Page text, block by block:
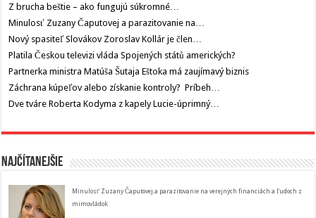
Z brucha beštie – ako fungujú súkromné…
Minulosť Zuzany Čaputovej a parazitovanie na…
Nový spasiteľ Slovákov Zoroslav Kollár je člen…
Platila Českou televizi vláda Spojených států amerických?
Partnerka ministra Matúša Šutaja Eštoka má zaujímavý biznis
Záchrana kúpeľov alebo získanie kontroly? Príbeh…
Dve tváre Roberta Kodyma z kapely Lucie-úprimný…
Najčítanejšie
Minulosť Zuzany Čaputovej a parazitovanie na verejných financiách a ľudoch z
mimovládok